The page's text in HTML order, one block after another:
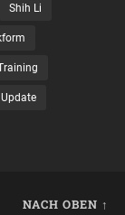
Shih Li
Update
NACH OBEN ↑